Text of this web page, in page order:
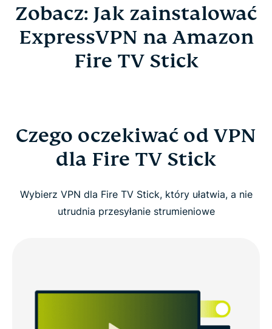
Zobacz: Jak zainstalować
ExpressVPN na Amazon
Fire TV Stick
Czego oczekiwać od VPN
dla Fire TV Stick
Wybierz VPN dla Fire TV Stick, który ułatwia, a nie
utrudnia przesyłanie strumieniowe